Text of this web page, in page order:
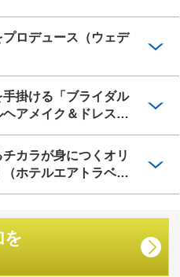
ロデュース（ウェデ
掛ける「ブライダル
アメイク＆ドレス
カラが身につくオリ
ホテルエアトラベル
を